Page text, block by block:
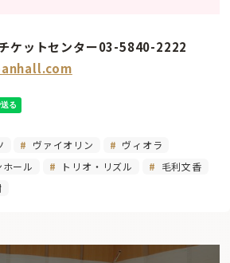
ケットセンター03-5840-2222
ヴァイオリン
ヴィオラ
ール トリオ・リズル
毛利文香